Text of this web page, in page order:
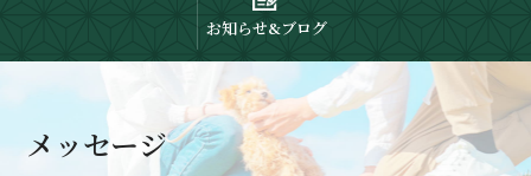
お知らせ&ブログ
メッセージ